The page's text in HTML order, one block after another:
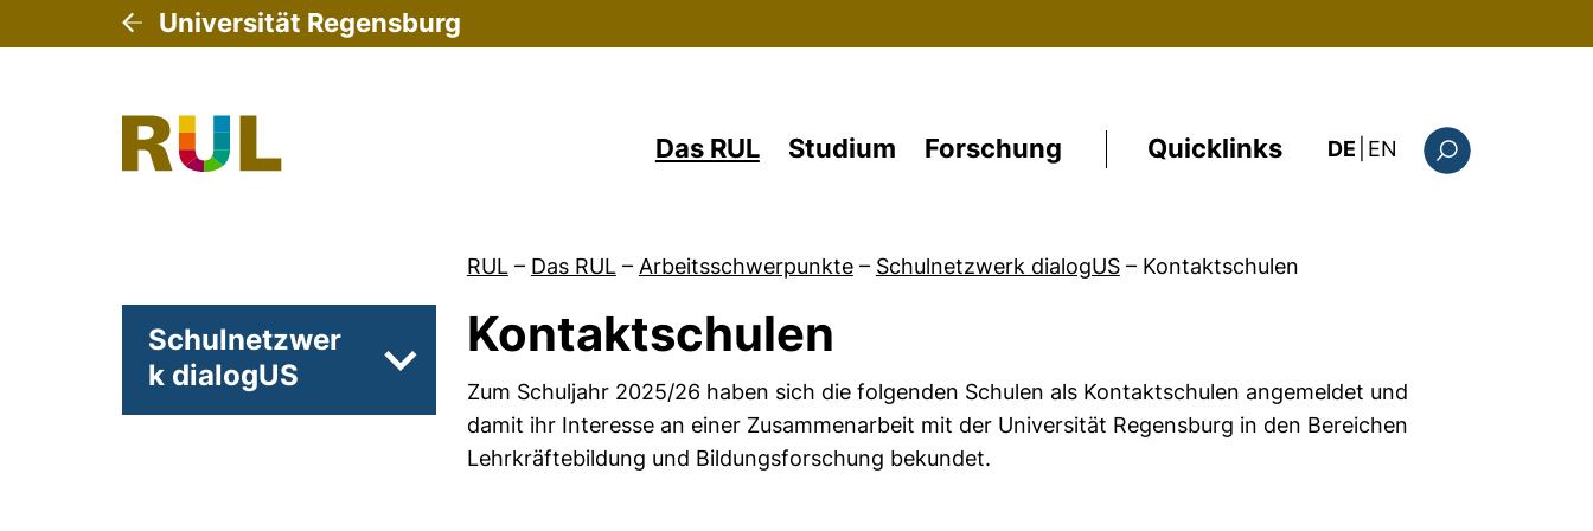
Universität Regensburg
Das RUL Studium Forschung Quicklinks DE EN : the current page
RUL – Das RUL – Arbeitsschwerpunkte – Schulnetzwerk dialogUS – Kontaktschulen
Schulnetzwer
k dialogUS
Unterseiten von Partnerschulen
Kontaktschulen
Zum Schuljahr 2025/26 haben sich die folgenden Schulen als Kontaktschulen angemeldet und
damit ihr Interesse an einer Zusammenarbeit mit der Universität Regensburg in den Bereichen
Lehrkräftebildung und Bildungsforschung bekundet.